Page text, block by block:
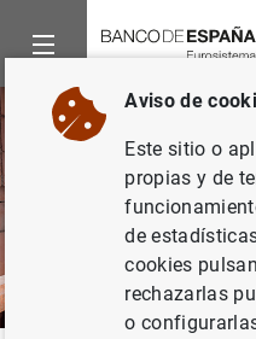
Aviso de
Este sitio o
propias y de
de
cookies
rechazarlas
o